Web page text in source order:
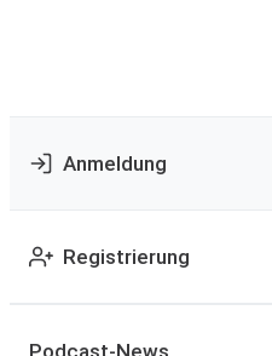
Anmeldung
Registrierung
Podcast-News